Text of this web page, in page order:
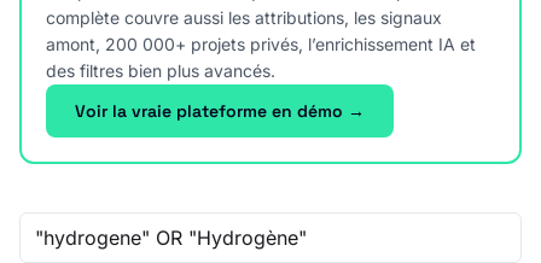
complète couvre aussi les attributions, les signaux
amont, 200 000+ projets privés, l’enrichissement IA et
des filtres bien plus avancés.
Voir la vraie plateforme en démo →
Recherche libre